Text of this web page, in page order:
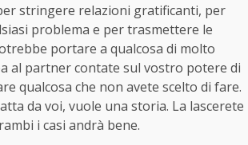
stringere relazioni gratificanti, per
problema e per trasmettere le
portare a qualcosa di molto
al partner contate sul vostro potere di
qualcosa che non avete scelto di fare.
da voi, vuole una storia. La lascerete
i casi andrà bene.